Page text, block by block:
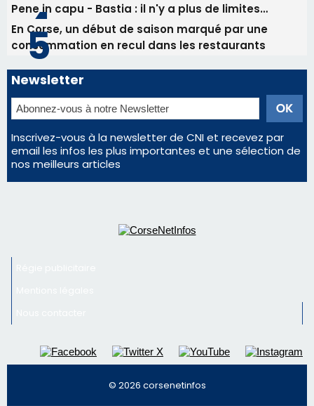
Inscrivez-vous à la newsletter de CNI et recevez par
email les infos les plus importantes et une sélection de
nos meilleurs articles
Régie publicitaire
Mentions légales
Nous contacter